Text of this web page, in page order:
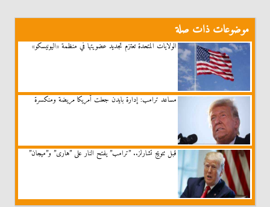
موضوعات ذات صلة
الولايات المتحدة تعتزم تجديد عضويتها في منظمة «اليونيسكو»
مساعد ترامب: إدارة بايدن جعلت أمريكا مريضة ومنكسرة
قبل تتويج تشارلز.. ”ترامب” يفتح النار على ”هارى” و”ميجان”